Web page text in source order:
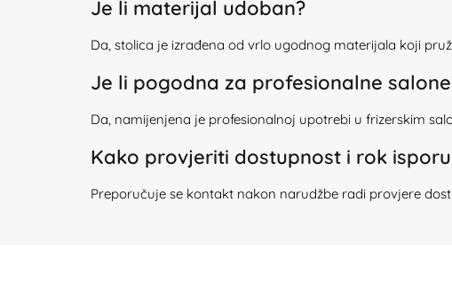
Je li materijal udoban?
Da, stolica je izrađena od vrlo ugodnog materijala koji
Je li pogodna za profesionalne
Da, namijenjena je profesionalnoj upotrebi u frizerskim
Kako provjeriti dostupnost i rok
Preporučuje se kontakt nakon narudžbe radi provjere